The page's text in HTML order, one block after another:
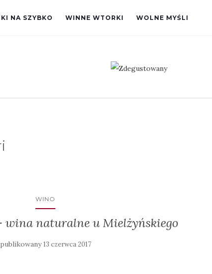
NA SZYBKO WINNE WTORKI WOLNE MYŚLI
WINO
wina naturalne u Mielżyńskiego
13 czerwca 2017